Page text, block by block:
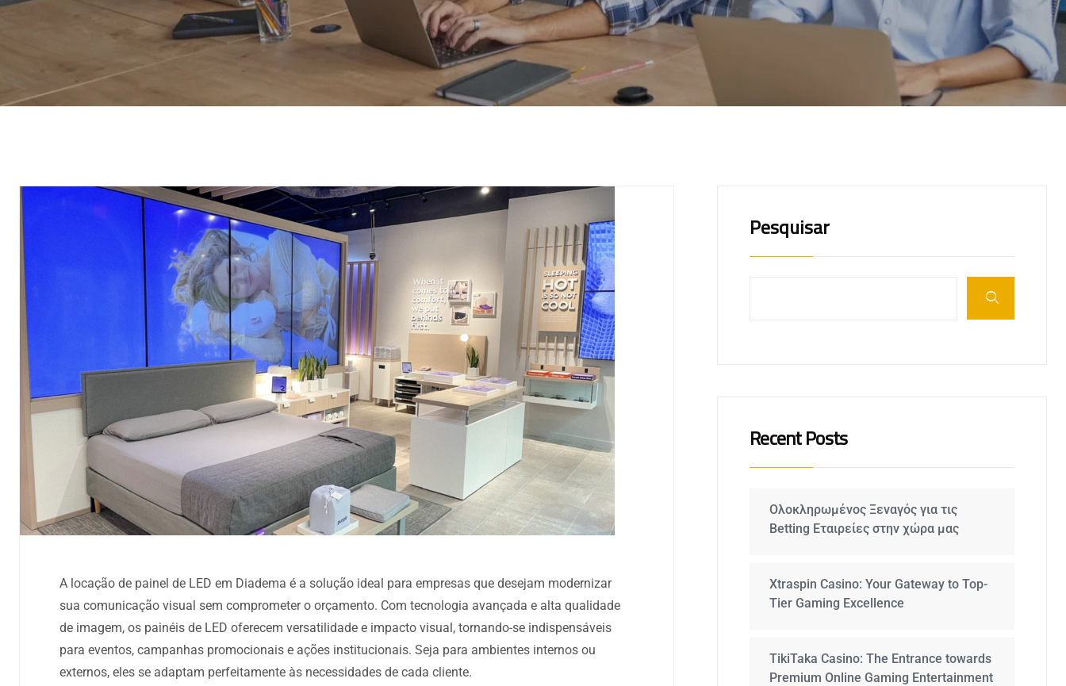
A locação de painel de LED em Diadema é a solução ideal para empresas que desejam modernizar
sua comunicação visual sem comprometer o orçamento. Com tecnologia avançada e alta qualidade
de imagem, os painéis de LED oferecem versatilidade e impacto visual, tornando-se indispensáveis
para eventos, campanhas promocionais e ações institucionais. Seja para ambientes internos ou
externos, eles se adaptam perfeitamente às necessidades de cada cliente.
Pesquisar
Recent Posts
Ολοκληρωμένος Ξεναγός για τις
Betting Εταιρείες στην χώρα μας
Xtraspin Casino: Your Gateway to Top-
Tier Gaming Excellence
TikiTaka Casino: The Entrance towards
Premium Online Gaming Entertainment